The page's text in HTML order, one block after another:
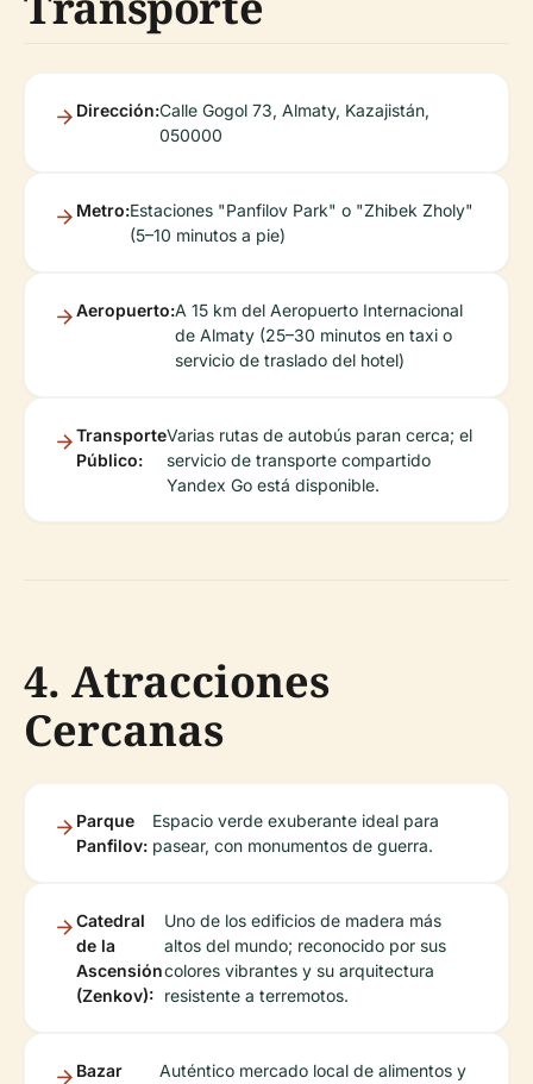
Dirección:Calle Gogol 73, Almaty, Kazajistán,
050000
Metro:Estaciones "Panfilov Park" o "Zhibek Zholy"
(5–10 minutos a pie)
Aeropuerto:A 15 km del Aeropuerto Internacional
de Almaty (25–30 minutos en taxi o
servicio de traslado del hotel)
Transporte
Público:
Varias rutas de autobús paran cerca; el
servicio de transporte compartido
Yandex Go está disponible.
4. Atracciones
Cercanas
Parque
Panfilov:
Espacio verde exuberante ideal para
pasear, con monumentos de guerra.
Catedral
de la
Ascensión
(Zenkov):
Uno de los edificios de madera más
altos del mundo; reconocido por sus
colores vibrantes y su arquitectura
resistente a terremotos.
Bazar
Auténtico mercado local de alimentos y